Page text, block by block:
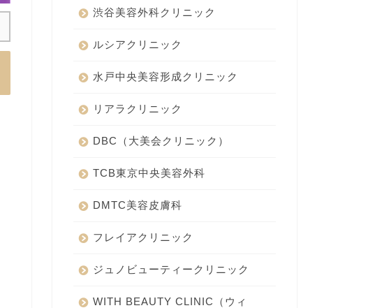
渋谷美容外科クリニック
ルシアクリニック
水戸中央美容形成クリニック
リアラクリニック
DBC（大美会クリニック）
TCB東京中央美容外科
DMTC美容皮膚科
フレイアクリニック
ジュノビューティークリニック
WITH BEAUTY CLINIC（ウィ